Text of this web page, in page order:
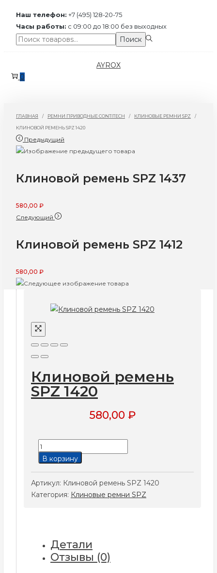
Наш телефон: +7 (495) 128-20-75
Часы работы: с 09:00 до 18:00 без выходных
Поиск:>
Поиск
к
к
AYROX
0
ГЛАВНАЯ / РЕМНИ ПРИВОДНЫЕ CONTITECH / КЛИНОВЫЕ РЕМНИ SPZ /
КЛИНОВОЙ РЕМЕНЬ SPZ 1420
Предыдущий
Клиновой ремень SPZ 1437
580,00 ₽
Следующий
Клиновой ремень SPZ 1412
580,00 ₽
Клиновой ремень
SPZ 1420
580,00 ₽
Количество
товара
ремень
SPZ
В корзину
Артикул: Клиновой ремень SPZ 1420
Категория: Клиновые ремни SPZ
Детали
Отзывы (0)